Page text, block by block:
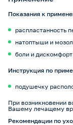
Показания к
распластанность
натоптыши и
боли и
Инструкция по
подушечку
При возникновении
Вашему лечащему
Рекомендации по